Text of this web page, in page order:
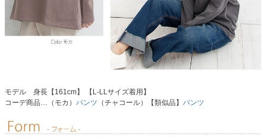
モデル 身長【161cm】 【L-LLサイズ着用】
コーデ商品…（モカ） パンツ （チャコール）【類似品】 パンツ